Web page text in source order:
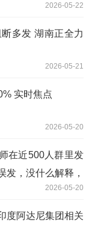
2026-05-22
多发 湖南正全力
2026-05-21
实时焦点
2026-05-20
在近500人群里发
发，没什么解释，
学者和文化领域名
点资讯
2026-05-20
度阿达尼集团相关